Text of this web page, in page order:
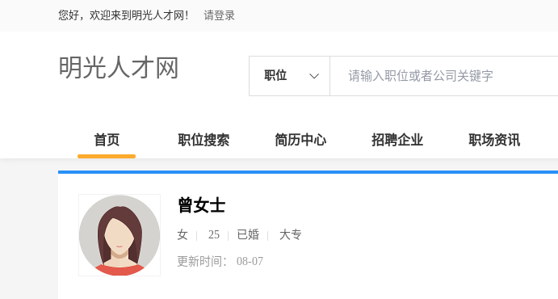
您好，欢迎来到明光人才网！ 请登录
明光人才网 职位
首页 职位搜索 简历中心 招聘企业 职场资讯
曾女士
女 25 已婚 大专
更新时间： 08-07